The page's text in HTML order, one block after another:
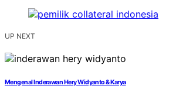
UP NEXT
Mengenal Inderawan Hery Widyanto & Karya